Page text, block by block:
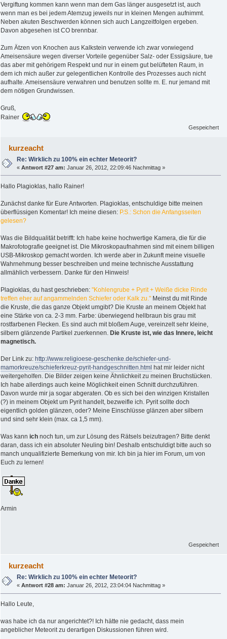
Vergiftung kommen kann wenn man dem Gas länger ausgesetzt ist, auch
wenn man es bei jedem Atemzug jeweils nur in kleinen Mengen aufnimmt.
Neben akuten Beschwerden können sich auch Langzeitfolgen ergeben.
Davon abgesehen ist CO brennbar.
Zum Ätzen von Knochen aus Kalkstein verwende ich zwar vorwiegend
Ameisensäure wegen diverser Vorteile gegenüber Salz- oder Essigsäure, tue
das aber mit gehörigem Respekt und nur in einem gut belüfteten Raum, in
dem ich mich außer zur gelegentlichen Kontrolle des Prozesses auch nicht
aufhalte. Ameisensäure verwahren und benutzen sollte m. E. nur jemand mit
dem nötigen Grundwissen.
Gruß,
Rainer
Gespeichert
kurzeacht
Re: Wirklich zu 100% ein echter Meteorit?
«Antwort #27 am: Januar 26, 2012, 22:09:46 Nachmittag »
Hallo Plagioklas, hallo Rainer!
Zunächst danke für Eure Antworten. Plagioklas, entschuldige bitte meinen
überflüssigen Komentar! Ich meine diesen: P.S.: Schon die Anfangsseiten
gelesen?
Was die Bildqualität betrifft: Ich habe keine hochwertige Kamera, die für die
Makrofotografie geeignet ist. Die Mikroskopaufnahmen sind mit einem billigen
USB-Mikroskop gemacht worden. Ich werde aber in Zukunft meine visuelle
Wahrnehmung besser beschreiben und meine technische Ausstattung
allmählich verbessern. Danke für den Hinweis!
Plagioklas, du hast geschrieben: "Kohlengrube + Pyrit + Weiße dicke Rinde
treffen eher auf angammelnden Schiefer oder Kalk zu." Meinst du mit Rinde
die Kruste, die das ganze Objekt umgibt? Die Kruste an meinem Objekt hat
eine Stärke von ca. 2-3 mm. Farbe: überwiegend hellbraun bis grau mit
rostfarbenen Flecken. Es sind auch mit bloßem Auge, vereinzelt sehr kleine,
silbern glänzende Partikel zuerkennen. Die Kruste ist, wie das Innere, leicht
magnetisch.
Der Link zu: http://www.religioese-geschenke.de/schiefer-und-
mamorkreuze/schieferkreuz-pyrit-handgeschnitten.html hat mir leider nicht
weitergeholfen. Die Bilder zeigen keine Ähnlichkeit zu meinen Bruchstücken.
Ich habe allerdings auch keine Möglichkeit einen Schnitt durchzuführen.
Davon wurde mir ja sogar abgeraten. Ob es sich bei den winzigen Kristallen
(?) in meinem Objekt um Pyrit handelt, bezweifle ich. Pyrit sollte doch
eigentlich golden glänzen, oder? Meine Einschlüsse glänzen aber silbern
und sind sehr klein (max. ca 1,5 mm).
Was kann ich noch tun, um zur Lösung des Rätsels beizutragen? Bitte denkt
daran, dass ich ein absoluter Neuling bin! Deshalb entschuldigt bitte auch so
manch unqualifizierte Bemerkung von mir. Ich bin ja hier im Forum, um von
Euch zu lernen!
Armin
Gespeichert
kurzeacht
Re: Wirklich zu 100% ein echter Meteorit?
«Antwort #28 am: Januar 26, 2012, 23:04:04 Nachmittag »
Hallo Leute,
was habe ich da nur angerichtet?! Ich hätte nie gedacht, dass mein
angeblicher Meteorit zu derartigen Diskussionen führen wird.